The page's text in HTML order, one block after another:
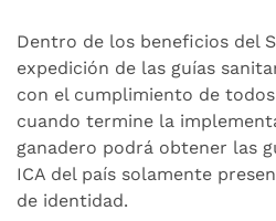
Dentro de los beneficios del
expedición de las guías
con el cumplimiento de todos
cuando termine la
ganadero podrá obtener las
ICA del país solamente
de identidad.